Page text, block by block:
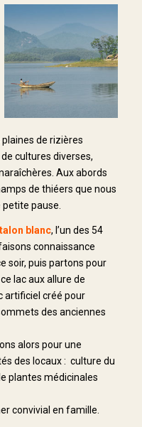
de rizières
cultures diverses,
Aux abords
de thiéers que nous
pause.
blanc, l’un des 54
connaissance
soir, puis partons pour
lac aux allure de
artificiel créé pour
des anciennes
alors pour une
des locaux : culture du
plantes médicinales
convivial en famille.